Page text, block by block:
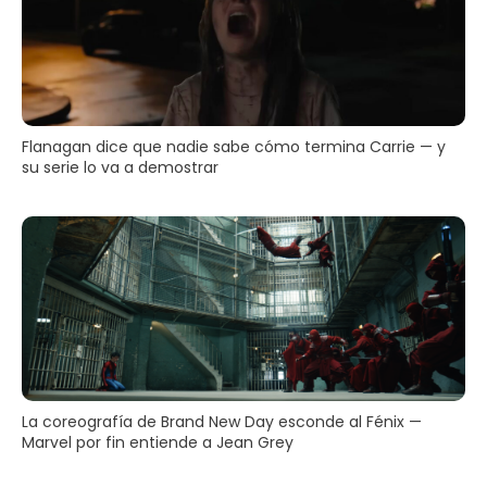
Flanagan dice que nadie sabe cómo termina Carrie — y
su serie lo va a demostrar
La coreografía de Brand New Day esconde al Fénix —
Marvel por fin entiende a Jean Grey